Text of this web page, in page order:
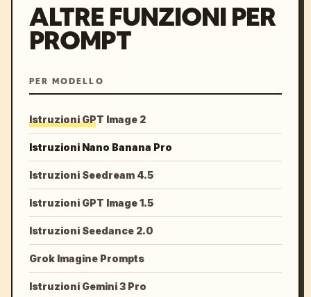
ALTRE FUNZIONI PER
PROMPT
PER MODELLO
Istruzioni GPT Image 2
Istruzioni Nano Banana Pro
Istruzioni Seedream 4.5
Istruzioni GPT Image 1.5
Istruzioni Seedance 2.0
Grok Imagine Prompts
Istruzioni Gemini 3 Pro